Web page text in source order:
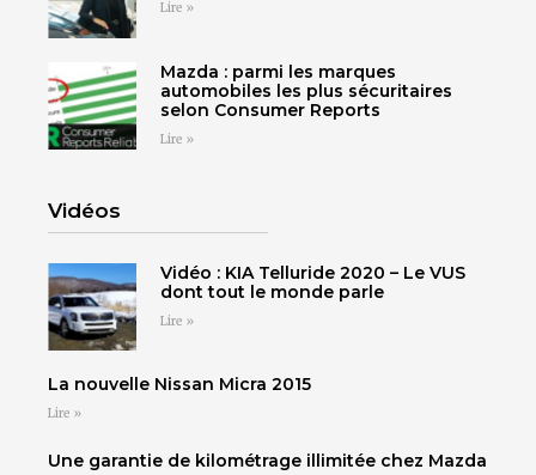
Lire »
Mazda : parmi les marques
automobiles les plus sécuritaires
selon Consumer Reports
Lire »
Vidéos
Vidéo : KIA Telluride 2020 – Le VUS
dont tout le monde parle
Lire »
La nouvelle Nissan Micra 2015
Lire »
Une garantie de kilométrage illimitée chez Mazda
819 564-2196
concessionnaire pour
voir tous les détails.
Cliquez ici
concessionnaire pour
voir tous les détails.
Cliquez ici
DRUMMONDVILLE